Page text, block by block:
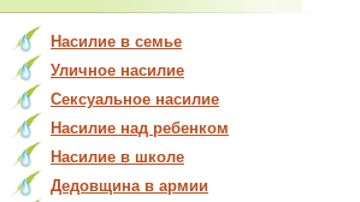
Насилие в семье
Уличное насилие
Сексуальное насилие
Насилие над ребенком
Насилие в школе
Дедовщина в армии